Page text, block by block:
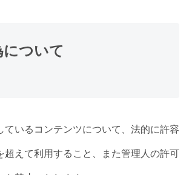
ついて
ているコンテンツについて、法的に許容
超えて利用すること、また管理人の許可